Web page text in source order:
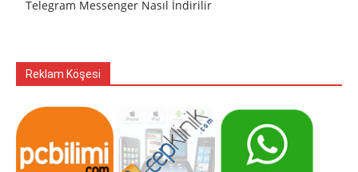
Telegram Messenger Nasıl İndirilir
Reklam Köşesi